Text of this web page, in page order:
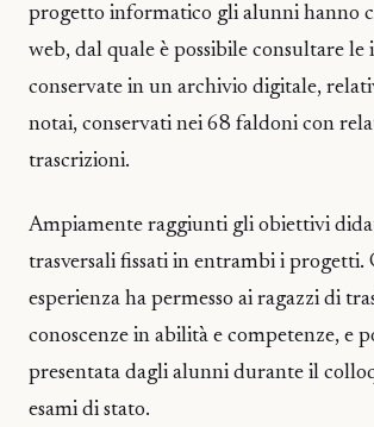
progetto informatico gli alunni hanno
web, dal quale è possibile consultare
conservate in un archivio digitale,
notai, conservati nei 68 faldoni con
trascrizioni.
Ampiamente raggiunti gli obiettivi
trasversali fissati in entrambi i progetti.
esperienza ha permesso ai ragazzi di
conoscenze in abilità e competenze, e
presentata dagli alunni durante il
esami di stato.